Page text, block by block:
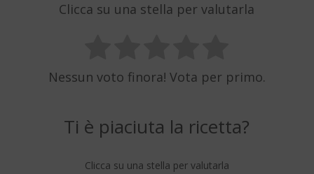
Clicca su una stella per valutarla
Nessun voto finora! Vota per primo.
Ti è piaciuta la ricetta?
Clicca su una stella per valutarla